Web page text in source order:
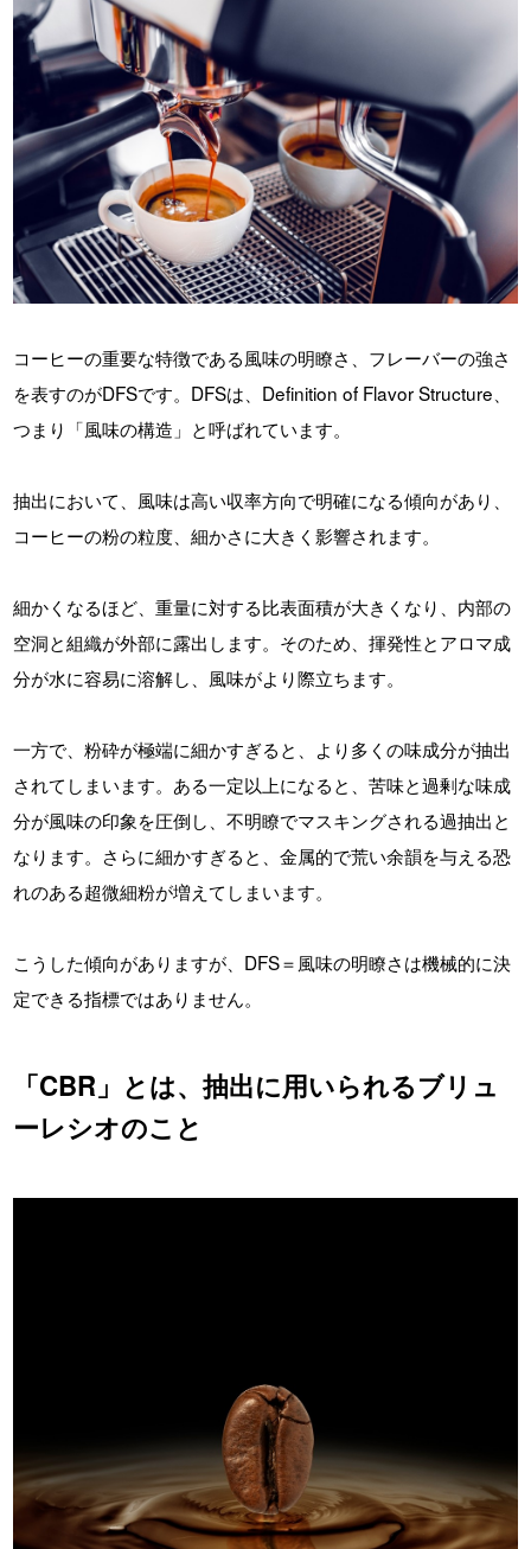
コーヒーの重要な特徴である風味の明瞭さ、フレーバーの強さ
を表すのがDFSです。DFSは、Definition of Flavor Structure、
つまり「風味の構造」と呼ばれています。
抽出において、風味は高い収率方向で明確になる傾向があり、
コーヒーの粉の粒度、細かさに大きく影響されます。
細かくなるほど、重量に対する比表面積が大きくなり、内部の
空洞と組織が外部に露出します。そのため、揮発性とアロマ成
分が水に容易に溶解し、風味がより際立ちます。
一方で、粉砕が極端に細かすぎると、より多くの味成分が抽出
されてしまいます。ある一定以上になると、苦味と過剰な味成
分が風味の印象を圧倒し、不明瞭でマスキングされる過抽出と
なります。さらに細かすぎると、金属的で荒い余韻を与える恐
れのある超微細粉が増えてしまいます。
こうした傾向がありますが、DFS＝風味の明瞭さは機械的に決
定できる指標ではありません。
「CBR」とは、抽出に用いられるブリュ
ーレシオのこと